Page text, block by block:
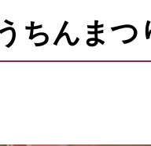
ちんまつ